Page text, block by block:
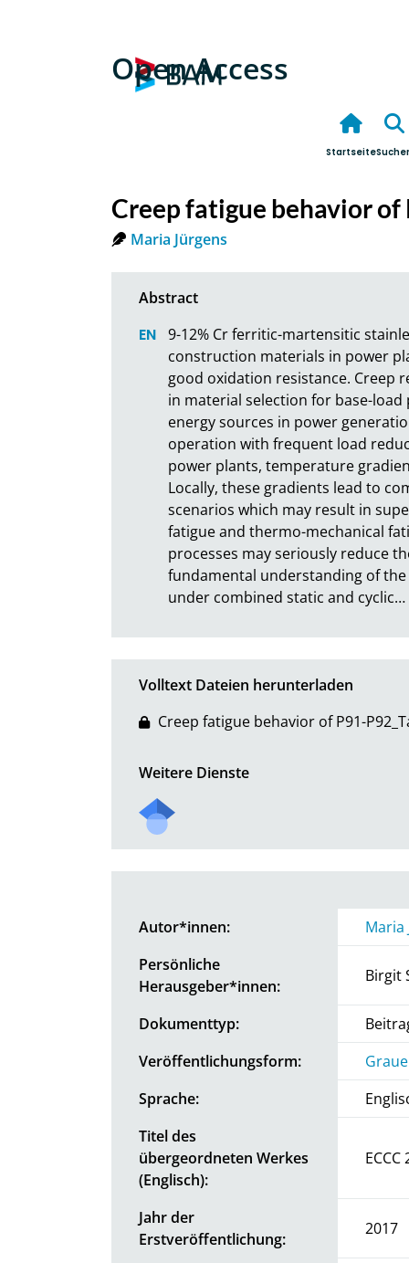
Open Access
Startseite
Creep fatigue behavior of
Maria Jürgens
9-12% Cr ferritic-martensitic
construction materials in power
good oxidation resistance. Creep
in material selection for base-
energy sources in power
operation with frequent load
power plants, temperature
Locally, these gradients lead to
scenarios which may result in
fatigue and thermo-mechanical
processes may seriously reduce
fundamental understanding of
under combined static and cyclic…
Volltext Dateien herunterladen
Creep fatigue behavior of P91-
Weitere Dienste
Autor*innen:
Maria
Persönliche
Herausgeber*innen:
Birgit
Dokumenttyp:
Veröffentlichungsform:
Sprache:
Titel des
übergeordneten Werkes
(Englisch):
ECCC
Jahr der
Erstveröffentlichung:
2017